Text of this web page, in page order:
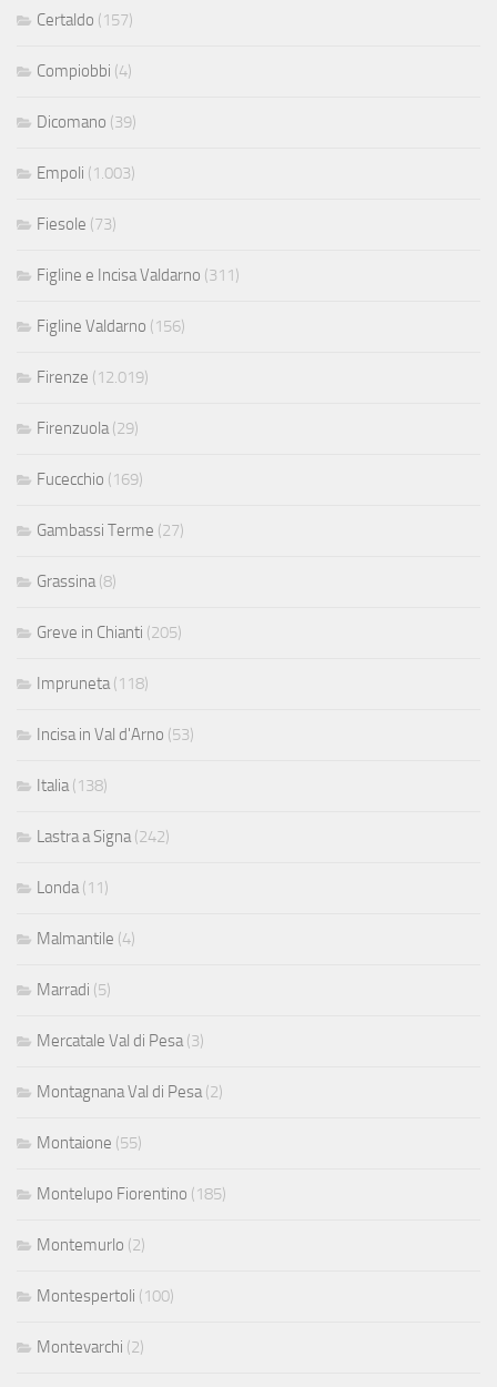
Certaldo (157)
Compiobbi (4)
Dicomano (39)
Empoli (1.003)
Fiesole (73)
Figline e Incisa Valdarno (311)
Figline Valdarno (156)
Firenze (12.019)
Firenzuola(29)
Fucecchio (169)
Gambassi Terme (27)
Grassina(8)
Greve in Chianti (205)
Impruneta(118)
Incisa in Val d'Arno (53)
Italia(138)
Lastra a Signa(242)
Londa(11)
Malmantile (4)
Marradi (5)
Mercatale Val di Pesa(3)
Montagnana Val di Pesa(2)
Montaione (55)
Montelupo Fiorentino (185)
Montemurlo (2)
Montespertoli (100)
Montevarchi (2)